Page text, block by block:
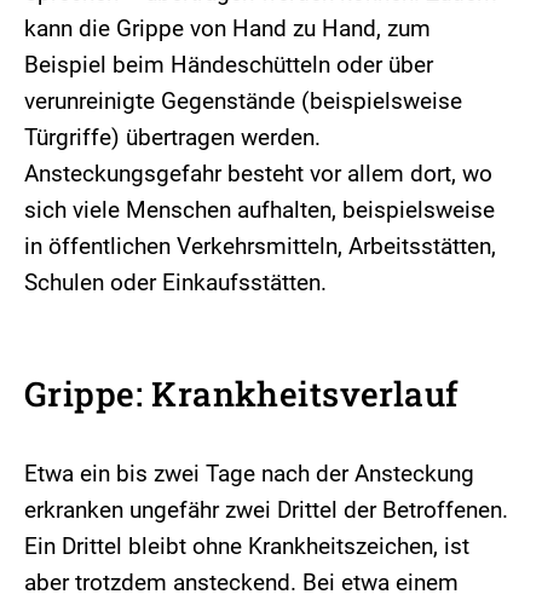
kann die Grippe von Hand zu Hand, zum
Beispiel beim Händeschütteln oder über
verunreinigte Gegenstände (beispielsweise
Türgriffe) übertragen werden.
Ansteckungsgefahr besteht vor allem dort, wo
sich viele Menschen aufhalten, beispielsweise
in öffentlichen Verkehrsmitteln, Arbeitsstätten,
Schulen oder Einkaufsstätten.
Grippe: Krankheitsverlauf
Etwa ein bis zwei Tage nach der Ansteckung
erkranken ungefähr zwei Drittel der Betroffenen.
Ein Drittel bleibt ohne Krankheitszeichen, ist
aber trotzdem ansteckend. Bei etwa einem